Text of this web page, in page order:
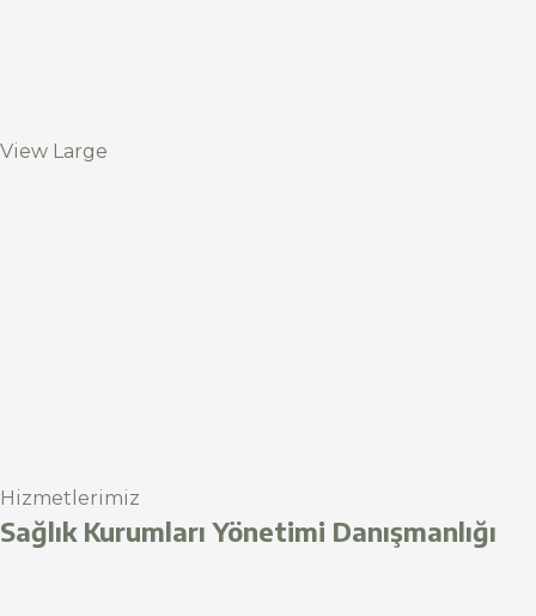
View Large
Hizmetlerimiz
Sağlık Kurumları Yönetimi Danışmanlığı